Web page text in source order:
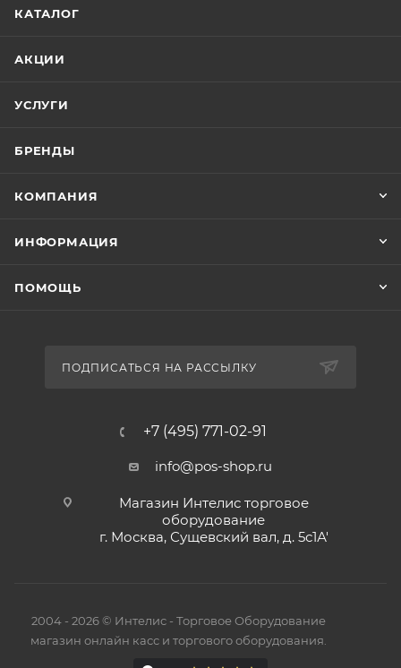
КАТАЛОГ
АКЦИИ
УСЛУГИ
БРЕНДЫ
КОМПАНИЯ
ИНФОРМАЦИЯ
ПОМОЩЬ
ПОДПИСАТЬСЯ НА РАССЫЛКУ
+7 (495) 771-02-91
info@pos-shop.ru
Магазин Интелис торговое
оборудование
г. Москва, Сущевский вал, д. 5с1А'
2004 - 2026 © Интелис - Торговое Оборудование
магазин онлайн касс и торгового оборудования.